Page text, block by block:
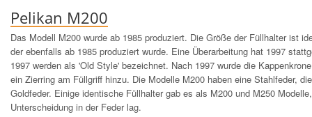
Pelikan M200
Das Modell M200 wurde ab 1985 produziert. Die Größe der Füllhalter ist
der ebenfalls ab 1985 produziert wurde. Eine Überarbeitung hat 1997
1997 werden als 'Old Style' bezeichnet. Nach 1997 wurde die
ein Zierring am Füllgriff hinzu. Die Modelle M200 haben eine Stahlfeder,
Goldfeder. Einige identische Füllhalter gab es als M200 und M250
Unterscheidung in der Feder lag.